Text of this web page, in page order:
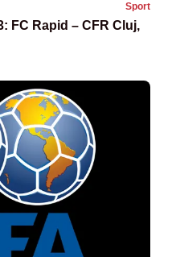
Sport
FC Rapid – CFR Cluj,